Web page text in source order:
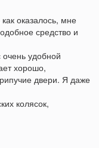
оказалось, мне
средство и
удобной
хорошо,
двери. Я даже
колясок,